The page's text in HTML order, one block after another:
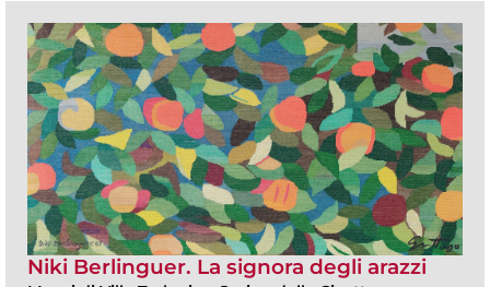
Niki Berlinguer. La signora degli arazzi